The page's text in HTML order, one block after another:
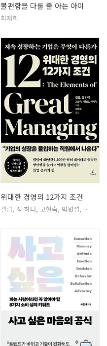
불편함을 다룰 줄 아는 아이
최재희
위대한 경영의 12가지 조건
갤럽, 짐 하터, 고현숙, 박원섭, …